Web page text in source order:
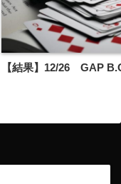
【結果】12/26 GAP